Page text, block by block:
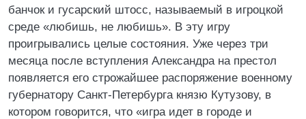
банчок и гусарский штосс, называемый в игроцкой
среде «любишь, не любишь». В эту игру
проигрывались целые состояния. Уже через три
месяца после вступления Александра на престол
появляется его строжайшее распоряжение военному
губернатору Санкт-Петербурга князю Кутузову, в
котором говорится, что «игра идет в городе и